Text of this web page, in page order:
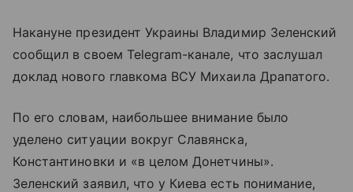
Накануне президент Украины Владимир Зеленский
сообщил в своем Telegram-канале, что заслушал
доклад нового главкома ВСУ Михаила Драпатого.
По его словам, наибольшее внимание было
уделено ситуации вокруг Славянска,
Константиновки и «в целом Донетчины».
Зеленский заявил, что у Киева есть понимание,